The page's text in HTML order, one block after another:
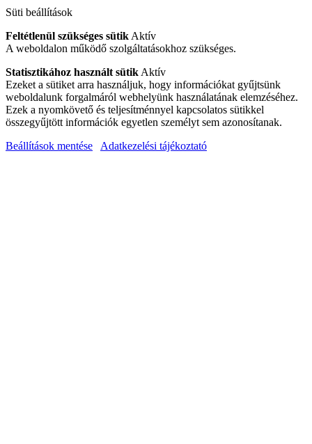
Süti beállítások
Feltétlenül szükséges sütik Aktív
A weboldalon működő szolgáltatásokhoz szükséges.
Statisztikához használt sütik Aktív
Ezeket a sütiket arra használjuk, hogy információkat gyűjtsünk
weboldalunk forgalmáról webhelyünk használatának elemzéséhez.
Ezek a nyomkövető és teljesítménnyel kapcsolatos sütikkel
összegyűjtött információk egyetlen személyt sem azonosítanak.
Beállítások mentése
Adatkezelési tájékoztató